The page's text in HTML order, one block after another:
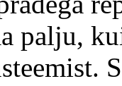
palju,